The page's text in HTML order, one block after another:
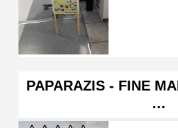
PAPARAZIS - FINE
…